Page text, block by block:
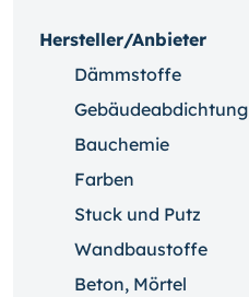
Hersteller/Anbieter
Dämmstoffe
Gebäudeabdichtung
Bauchemie
Farben
Stuck und Putz
Wandbaustoffe
Beton, Mörtel